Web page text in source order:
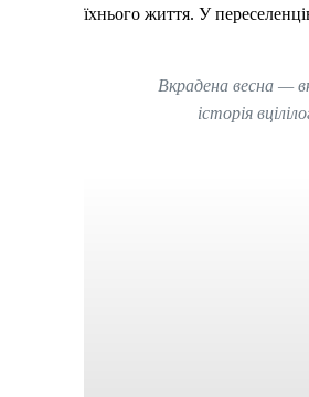
їхнього життя. У
Вкрадена весна —
історія